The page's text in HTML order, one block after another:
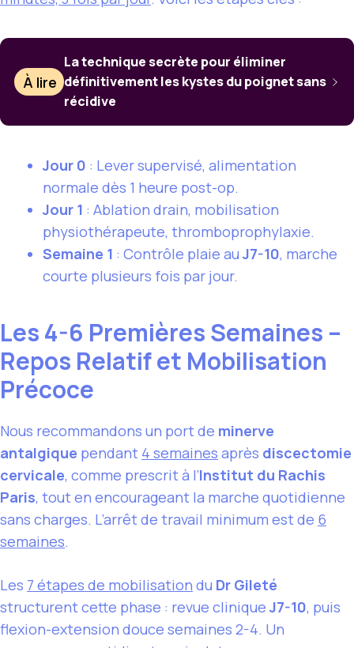
À lire
La technique secrète pour éliminer
définitivement les kystes du poignet sans
récidive
Jour 0 : Lever supervisé, alimentation
normale dès 1 heure post-op.
Jour 1 : Ablation drain, mobilisation
physiothérapeute, thromboprophylaxie.
Semaine 1 : Contrôle plaie au J7-10, marche
courte plusieurs fois par jour.
Les 4-6 Premières Semaines –
Repos Relatif et Mobilisation
Précoce
Nous recommandons un port de minerve
antalgique pendant 4 semaines après discectomie
cervicale, comme prescrit à l’Institut du Rachis
Paris, tout en encourageant la marche quotidienne
sans charges. L’arrêt de travail minimum est de 6
semaines.
Les 7 étapes de mobilisation du Dr Gileté
structurent cette phase : revue clinique J7-10, puis
flexion-extension douce semaines 2-4. Un